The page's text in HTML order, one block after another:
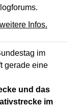
Infos.
im
gerade eine
und das
im